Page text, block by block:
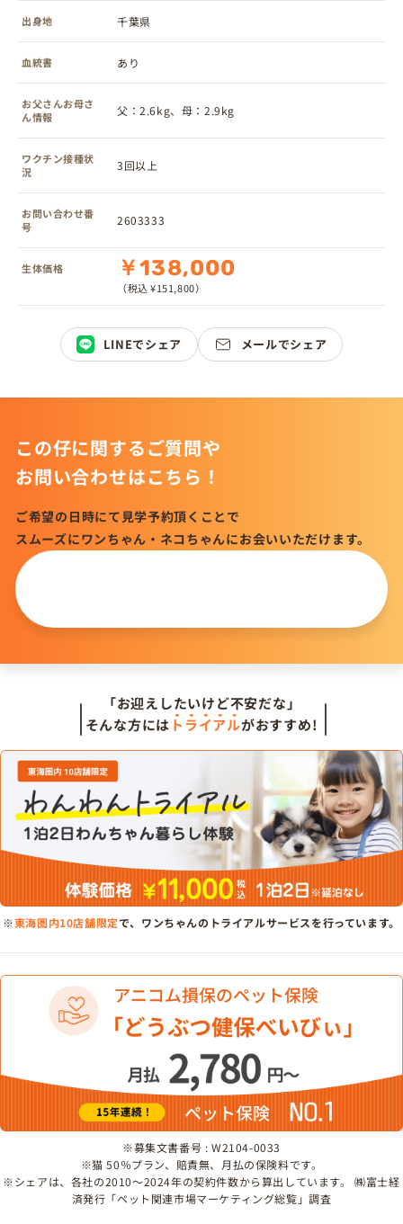
出身地 千葉県
血統書 あり
お父さんお母さ
ん情報
父：2.6kg、母：2.9kg
ワクチン接種状
況
3回以上
お問い合わせ番
号
2603333
生体価格 ￥138,000
（税込 ¥151,800）
LINEでシェア メールでシェア
この仔に関するご質問や
お問い合わせはこちら！
ご希望の日時にて見学予約頂くことで
スムーズにワンちゃん・ネコちゃんにお会いいただけます。
「お迎えしたいけど不安だな」
そんな方には トライアルがおすすめ!
※東海圏内10店舗限定で、ワンちゃんのトライアルサービスを行っています。
※募集文書番号 : W2104-0033
※猫 50％プラン、賠責無、月払の保険料です。
※シェアは、各社の2010～2024年の契約件数から算出しています。 ㈱富士経
済発行「ペット関連市場マーケティング総覧」調査